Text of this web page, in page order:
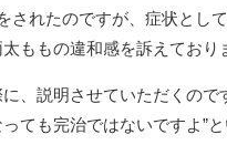
されたのですが、症状とし
ももの違和感を訴えており
、説明させていただくので
ても完治ではないですよ”と